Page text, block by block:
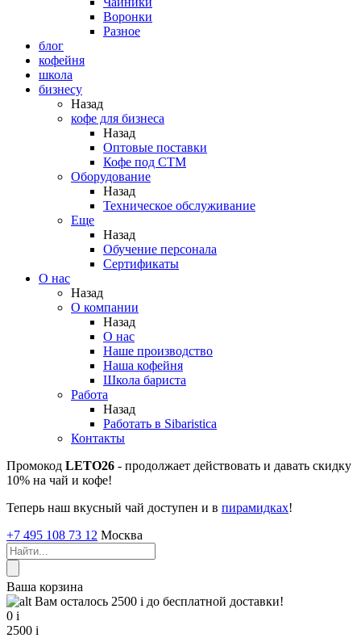
Воронки
Разное
блог
кофейня
школа
бизнесу
Назад
кофе для бизнеса
Назад
Оптовые поставки
Кофе под СТМ
Оборудование
Назад
Техническое обслуживание
Еще
Назад
Обучение персонала
Сертификаты
О нас
Назад
O компании
Назад
О нас
Наше производство
Наша кофейня
Школа бариста
Работа
Назад
Работать в Sibaristica
Контакты
Промокод LETO26 - продолжает действовать и давать скидку
10% на чай и кофе!
Теперь наш вкусный чай доступен и в пирамидках!
+7 495 108 73 12 Москва
Ваша корзина
Вам осталось 2500 i до бесплатной доставки!
0 i
2500 i